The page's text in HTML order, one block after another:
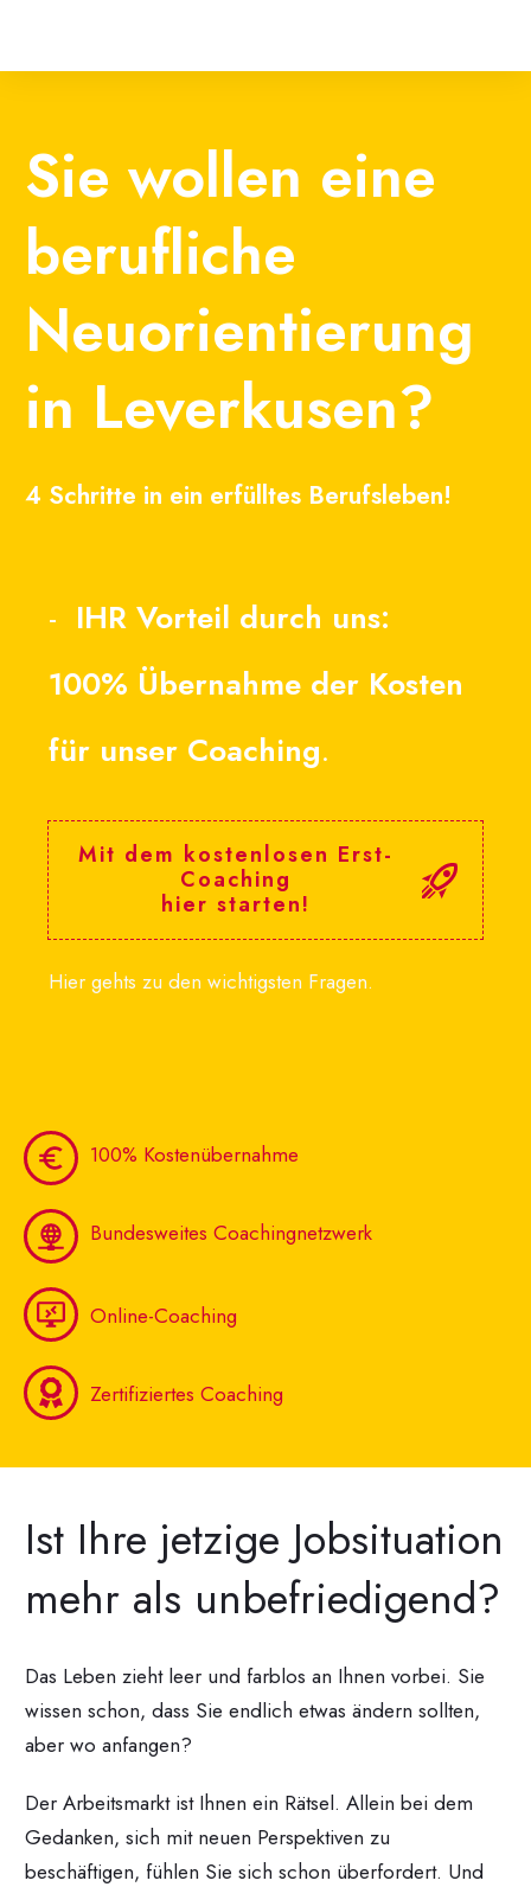
Sie wollen eine
berufliche
Neuorientierung
in Leverkusen?
4 Schritte in ein erfülltes Berufsleben!
- IHR Vorteil durch uns:
100% Übernahme der Kosten
für unser Coaching.
Mit dem kostenlosen Erst-
Coaching
hier starten!
Hier gehts zu den wichtigsten Fragen.
100% Kostenübernahme
Bundesweites Coachingnetzwerk
Online-Coaching
Zertifiziertes Coaching
Ist Ihre jetzige Jobsituation
mehr als unbefriedigend?
Das Leben zieht leer und farblos an Ihnen vorbei. Sie
wissen schon, dass Sie endlich etwas ändern sollten,
aber wo anfangen?
Der Arbeitsmarkt ist Ihnen ein Rätsel. Allein bei dem
Gedanken, sich mit neuen Perspektiven zu
beschäftigen, fühlen Sie sich schon überfordert. Und